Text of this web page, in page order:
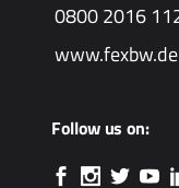
0800 2016
www.fexbw.de
Follow us on: